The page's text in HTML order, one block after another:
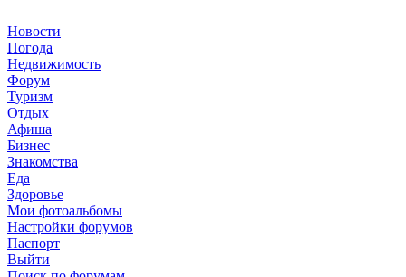
Новости
Погода
Недвижимость
Форум
Туризм
Отдых
Афиша
Бизнес
Знакомства
Еда
Здоровье
Мои фотоальбомы
Настройки форумов
Паспорт
Выйти